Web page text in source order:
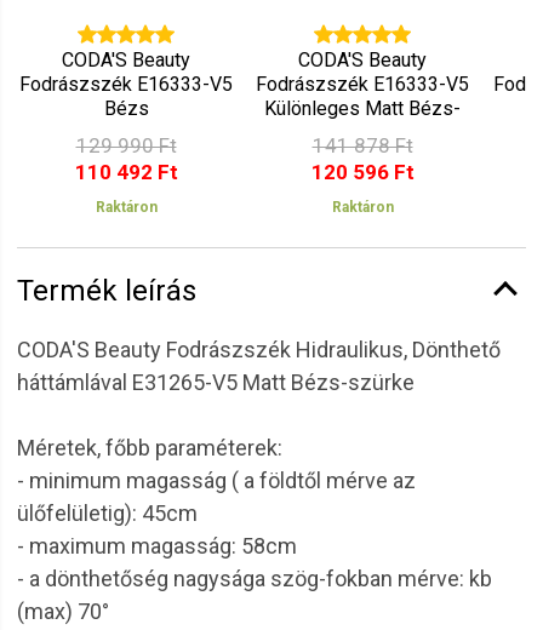
CODA'S Beauty
Fodrászszék E16333-V5
Bézs
129 990 Ft
110 492 Ft
Raktáron
CODA'S Beauty
Fodrászszék E16333-V5
Különleges Matt Bézs-
szürke
141 878 Ft
120 596 Ft
Raktáron
Termék leírás
CODA'S Beauty Fodrászszék Hidraulikus, Dönthető
háttámlával E31265-V5 Matt Bézs-szürke
Méretek, főbb paraméterek:
- minimum magasság ( a földtől mérve az
ülőfelületig): 45cm
- maximum magasság: 58cm
- a dönthetőség nagysága szög-fokban mérve: kb
(max) 70°